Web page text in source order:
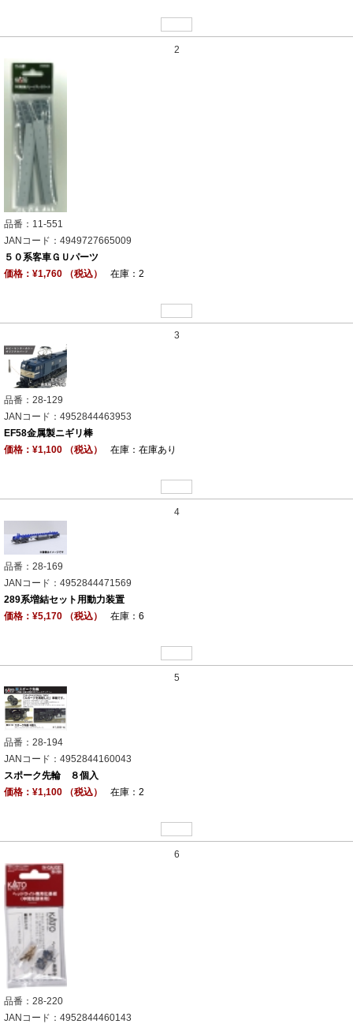
2
品番：11-551
JANコード：4949727665009
５０系客車ＧＵパーツ
価格：¥1,760 （税込）
在庫：2
3
品番：28-129
JANコード：4952844463953
EF58金属製ニギリ棒
価格：¥1,100 （税込）
在庫：在庫あり
4
品番：28-169
JANコード：4952844471569
289系増結セット用動力装置
価格：¥5,170 （税込）
在庫：6
5
品番：28-194
JANコード：4952844160043
スポーク先輪 ８個入
価格：¥1,100 （税込）
在庫：2
6
品番：28-220
JANコード：4952844460143